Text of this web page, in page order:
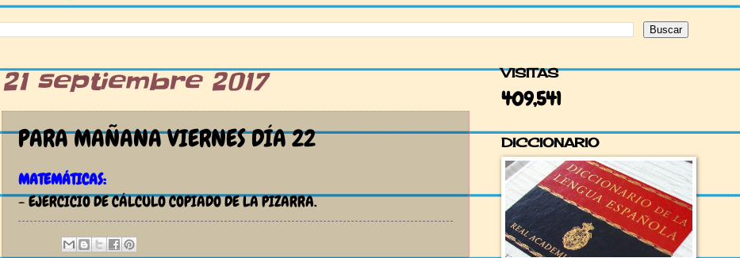
21 septiembre 2017
PARA MAÑANA VIERNES DÍA 22
MATEMÁTICAS:
- EJERCICIO DE CÁLCULO COPIADO DE LA PIZARRA.
VISITAS
409,541
DICCIONARIO